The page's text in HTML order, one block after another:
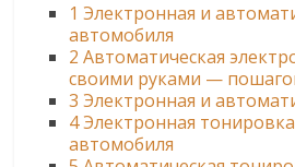
1 Электронная и
автомобиля
2 Автоматическая
своими руками —
3 Электронная и
4Электронная тонировка
автомобиля